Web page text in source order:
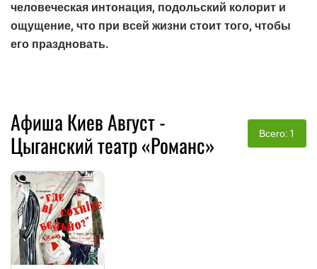
человеческая интонация, подольский колорит и
ощущение, что при всей жизни стоит того, чтобы
его праздновать.
Афиша Киев Август -
Цыганский театр «Романс»
Всего: 1